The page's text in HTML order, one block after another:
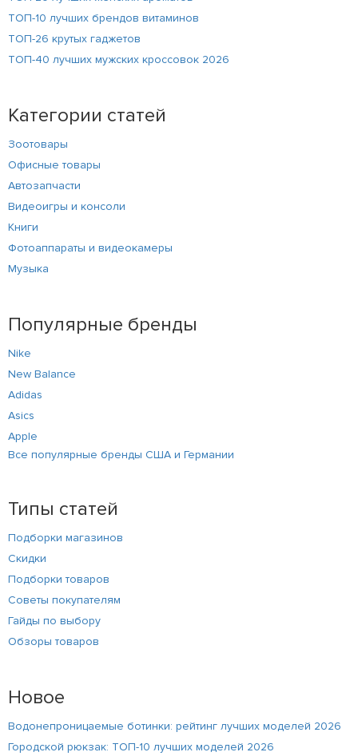
ТОП-10 лучших брендов витаминов
ТОП-26 крутых гаджетов
ТОП-40 лучших мужских кроссовок 2026
Категории статей
Зоотовары
Офисные товары
Автозапчасти
Видеоигры и консоли
Книги
Фотоаппараты и видеокамеры
Музыка
Популярные бренды
Nike
New Balance
Adidas
Asics
Apple
Все популярные бренды США и Германии
Типы статей
Подборки магазинов
Скидки
Подборки товаров
Советы покупателям
Гайды по выбору
Обзоры товаров
Новое
Водонепроницаемые ботинки: рейтинг лучших моделей 2026
Городской рюкзак: ТОП-10 лучших моделей 2026